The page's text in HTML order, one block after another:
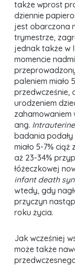
także wprost
dziennie
jest obarczona
trymestrze,
jednak także w
momencie
paleniem miało
przedwcześnie,
urodzeniem
zahamowaniem
ang.
badania podały
miało 5-7%
aż 23-34%
łóżeczkowej
infant death
wtedy, gdy
przyczyn
roku życia.
Jak wcześniej
może także